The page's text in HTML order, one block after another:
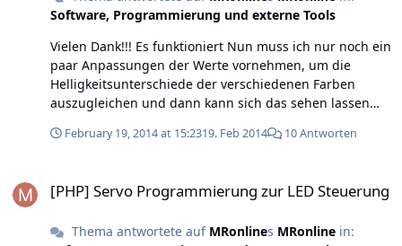
Software, Programmierung und externe Tools
Vielen Dank!!! Es funktioniert Nun muss ich nur noch ein
paar Anpassungen der Werte vornehmen, um die
Helligkeitsunterschiede der verschiedenen Farben
auszugleichen und dann kann sich das sehen lassen
February 19, 2014 at 15:2319. Feb 2014 10 Antworten
[PHP] Servo Programmierung zur LED Steuerung
Thema antwortete auf MRonlines MRonlinein: